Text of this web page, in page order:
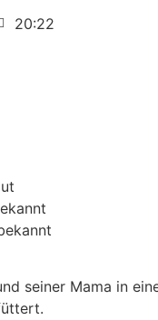
20:22
seiner Mama in